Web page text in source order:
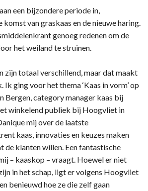
een bijzondere periode in,
van graskaas en de nieuwe haring.
genoeg redenen om de
het weiland te struinen.
zijn totaal verschillend, maar dat maakt
Ik ging voor het thema ‘Kaas in vorm’ op
Bergen, category manager kaas bij
winkelend publiek bij Hoogvliet in
mij over de laatste
kaas, innovaties en keuzes maken
de klanten willen. Een fantastische
– kaaskop – vraagt. Hoewel er niet
in het schap, ligt er volgens Hoogvliet
benieuwd hoe ze die zelf gaan